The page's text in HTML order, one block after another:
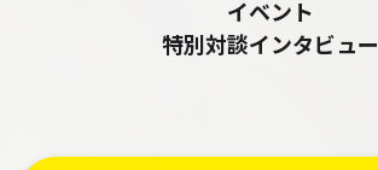
イベント
特別対談インタビュー